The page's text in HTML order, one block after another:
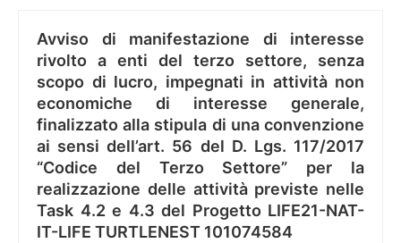
Avviso di manifestazione di interesse
rivolto a enti del terzo settore, senza
scopo di lucro, impegnati in attività non
economiche di interesse generale,
finalizzato alla stipula di una convenzione
ai sensi dell’art. 56 del D. Lgs. 117/2017
“Codice del Terzo Settore” per la
realizzazione delle attività previste nelle
Task 4.2 e 4.3 del Progetto LIFE21-NAT-
IT-LIFE TURTLENEST 101074584